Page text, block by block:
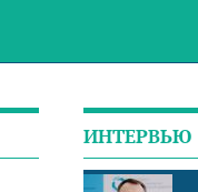
ИНТЕРВЬЮ